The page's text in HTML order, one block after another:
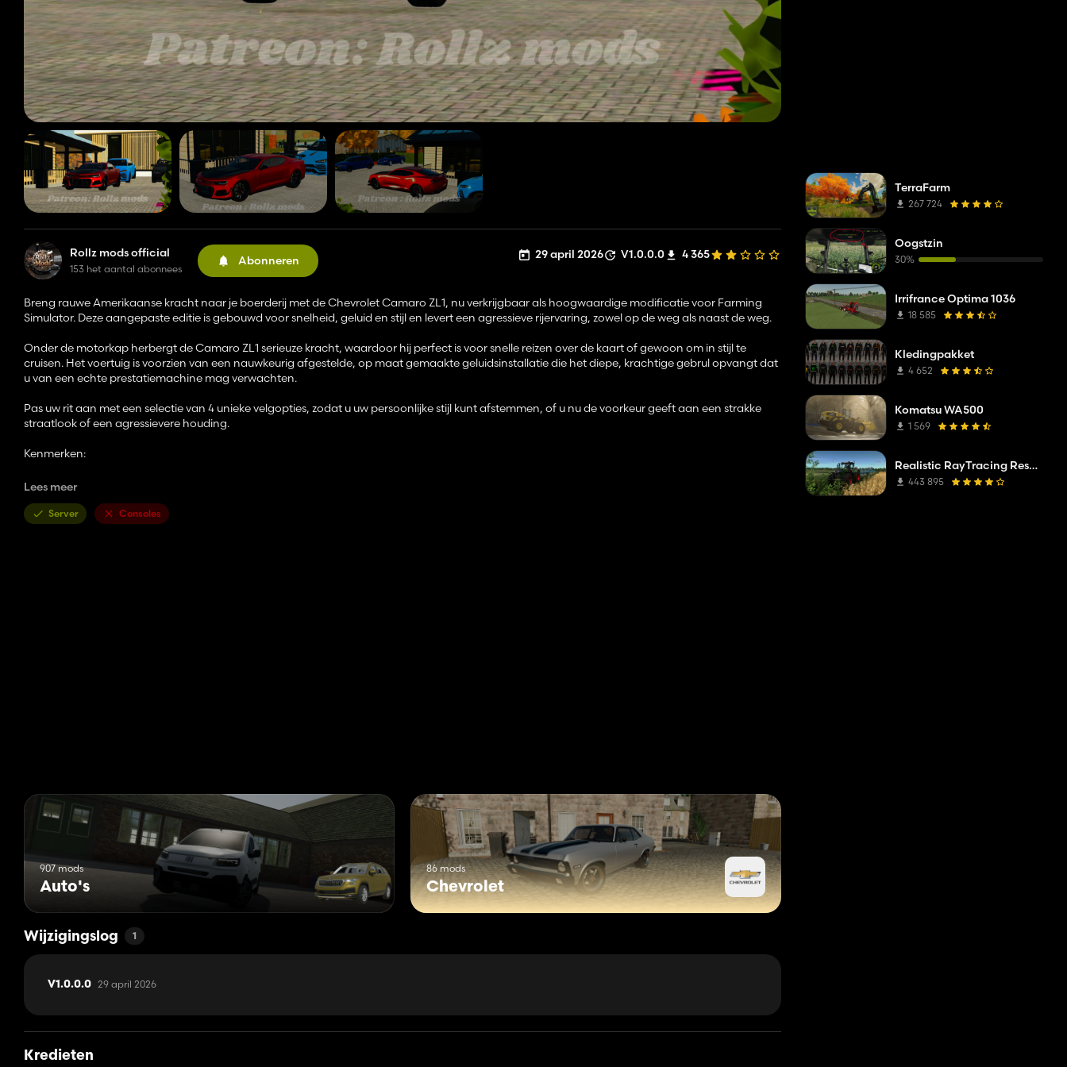
Rollz mods official
153 het aantal abonnees
Abonneren 29 april 2026 V1.0.0.0 4 365
Breng rauwe Amerikaanse kracht naar je boerderij met de Chevrolet Camaro ZL1, nu verkrijgbaar als hoogwaardige modificatie voor Farming
Simulator. Deze aangepaste editie is gebouwd voor snelheid, geluid en stijl en levert een agressieve rijervaring, zowel op de weg als naast de weg.
Onder de motorkap herbergt de Camaro ZL1 serieuze kracht, waardoor hij perfect is voor snelle reizen over de kaart of gewoon om in stijl te
cruisen. Het voertuig is voorzien van een nauwkeurig afgestelde, op maat gemaakte geluidsinstallatie die het diepe, krachtige gebrul opvangt dat
u van een echte prestatiemachine mag verwachten.
Pas uw rit aan met een selectie van 4 unieke velgopties, zodat u uw persoonlijke stijl kunt afstemmen, of u nu de voorkeur geeft aan een strakke
straatlook of een agressievere houding.
Kenmerken:
Hoogwaardig **Chevrolet Camaro ZL1-model
4 selecteerbare velgontwerpen
Gedetailleerd interieur en exterieur
Lees meer
Server Consoles
907 mods
Auto's
86 mods
Chevrolet
Wijzigingslog 1
V1.0.0.0 29 april 2026
Kredieten
TerraFarm
267 724
Oogstzin
30%
Irrifrance Optima 1036
18 585
Kledingpakket
4 652
Komatsu WA500
1 569
Realistic RayTracing Reshade Preset
443 895